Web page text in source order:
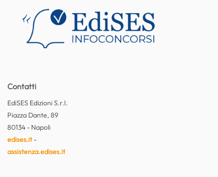
Contatti
EdiSES Edizioni S.r.l.
Piazza Dante, 89
80134 - Napoli
edises.it-
assistenza.edises.it